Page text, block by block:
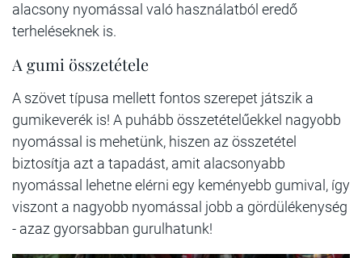
alacsony nyomással való használatból eredő
terheléseknek is.
A gumi összetétele
A szövet típusa mellett fontos szerepet játszik a
gumikeverék is! A puhább összetételűekkel nagyobb
nyomással is mehetünk, hiszen az összetétel
biztosítja azt a tapadást, amit alacsonyabb
nyomással lehetne elérni egy keményebb gumival, így
viszont a nagyobb nyomással jobb a gördülékenység
- azaz gyorsabban gurulhatunk!